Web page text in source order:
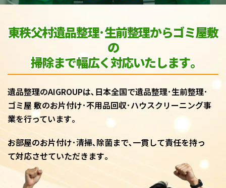
東秩父村遺品整理･生前整理からゴミ屋敷
の
掃除まで幅広く対応いたします｡
遺品整理のAIGROUPは､日本全国で遺品整理･生前整理･
ゴミ屋 敷のお片付け･不用品回収･ハウスクリーニング事
業を行っています｡
お部屋のお片付け･清掃､除菌まで､一貫して責任を持っ
て対応させていただきます｡